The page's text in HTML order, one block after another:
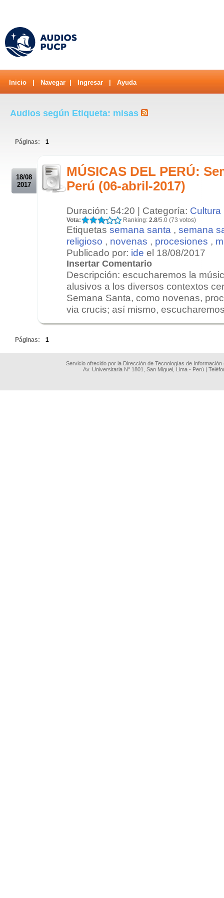
Inicio Navegar Ingresar Ayuda
Audios según Etiqueta: misas
Páginas: 1
18/08
2017
MÚSICAS DEL PERÚ:
Perú (06-abril-2017)
Duración: 54:20 | Categoría: Cultura
Vota: Ranking: 2.8/5.0 (73 votos)
Etiquetas semana santa , semana
religioso , novenas , procesiones ,
Publicado por: ide el 18/08/2017
Insertar Comentario
Descripción: escucharemos la
alusivos a los diversos contextos
Semana Santa, como novenas,
via crucis; así mismo,
Páginas: 1
Servicio ofrecido por la Dirección de Tecnologías de
Av. Universitaria N° 1801, San Miguel, Lima - Perú |